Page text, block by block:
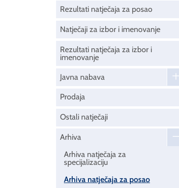
Rezultati natječaja za posao
Natječaji za izbor i imenovanje
Rezultati natječaja za izbor i
imenovanje
Javna nabava
Prodaja
Ostali natječaji
Arhiva
Arhiva natječaja za
specijalizaciju
Arhiva natječaja za posao